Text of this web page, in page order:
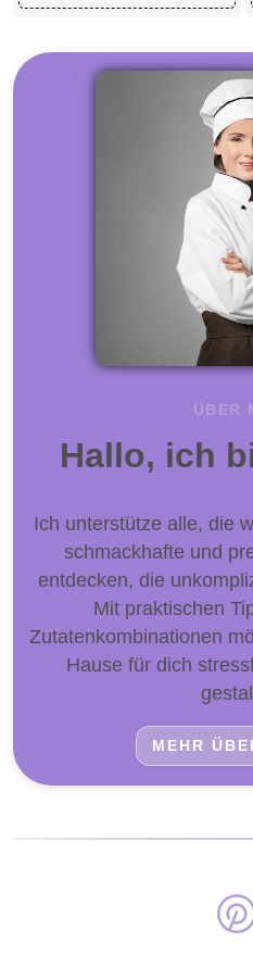
ÜBER
Hallo, ich
Ich unterstütze alle, die
schmackhafte und
entdecken, die
Mit praktischen
Zutatenkombinationen
Hause für dich
MEHR